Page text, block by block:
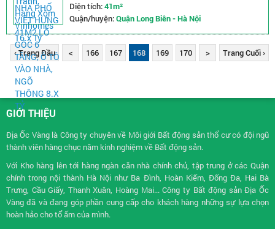
Diện tích:41m²
Quận/huyện:Quận Long Biên - Hà Nội
‹ Trang Đầu < 166 167 168 169 170 > Trang Cuối ›
GIỚI THIỆU
Địa Ốc Vàng là Công ty chuyên về Môi giới Bất động sảnthổ cư có đội ngũ
thành viên hàng chục năm kinh nghiệm về Bất động sản.
Với Kho hàng lên tới hàng ngàn căn nhà chính chủ, tập trung ở các Quận
chính trong nội thành Hà Nội như Ba Đình, Hoàn Kiếm, Đống Đa, Hai Bà
Trưng, Cầu Giấy, Thanh Xuân, Hoàng Mai... Công ty Bất động sản Địa Ốc
Vàng đã và đang góp phần cung cấp cho khách hàng những sự lựa chọn
hoàn hảo cho tổ ấm của mình.